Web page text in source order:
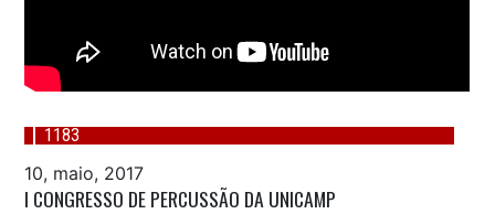
1183
10, maio, 2017
I CONGRESSO DE PERCUSSÃO DA UNICAMP